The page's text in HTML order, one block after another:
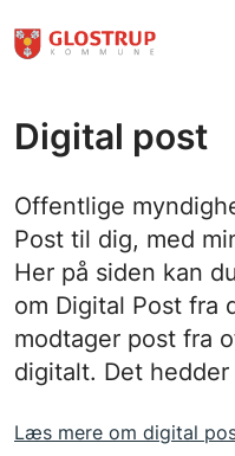
Digital post
Offentlige
Post til dig, med
Her på siden kan
om Digital Post fra
modtager post fra
digitalt. Det
Læs mere om digital